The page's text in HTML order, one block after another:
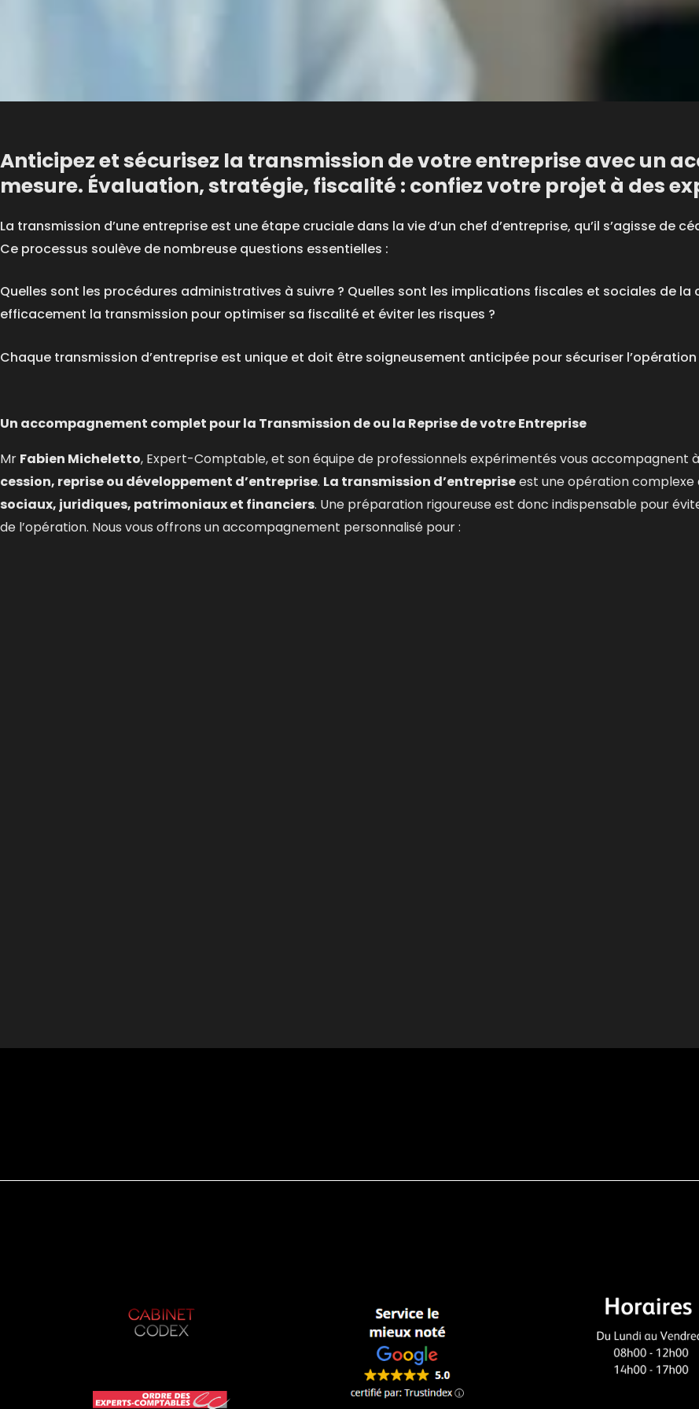
Anticipez et sécurisez la transmission de votre entreprise avec un
mesure. Évaluation, stratégie, fiscalité : confiez votre projet à des
La transmission d’une entreprise est une étape cruciale dans la vie d’un chef d’entreprise, qu’il s’agisse de
Ce processus soulève de nombreuse questions essentielles :
Quelles sont les procédures administratives à suivre ? Quelles sont les implications fiscales et sociales de
efficacement la transmission pour optimiser sa fiscalité et éviter les risques ?
Chaque transmission d’entreprise est unique et doit être soigneusement anticipée pour sécuriser l’opération
Un accompagnement complet pour la Transmission de ou la Reprise de votre Entreprise
Mr Fabien Micheletto, Expert-Comptable, et son équipe de professionnels expérimentés vous accompagnent
cession, reprise ou développement d’entreprise. La transmission d’entrepriseest une opération complexe
sociaux, juridiques, patrimoniaux et financiers. Une préparation rigoureuse est donc indispensable pour
de l’opération. Nous vous offrons un accompagnement personnalisé pour :